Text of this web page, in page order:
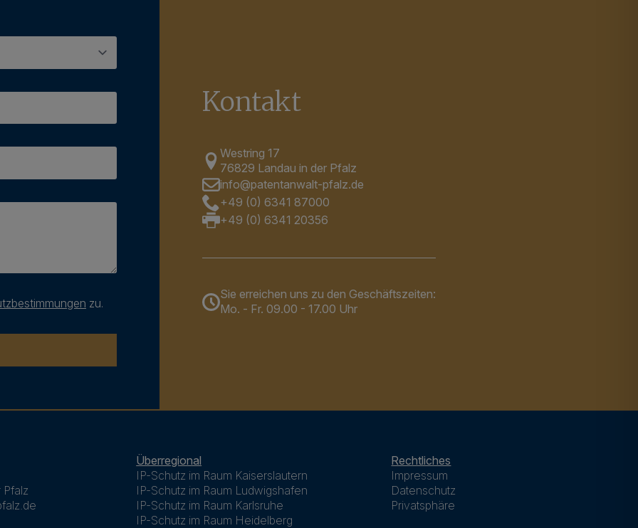
zu.
Kontakt
Westring 17
76829 Landau in der Pfalz
info@patentanwalt-pfalz.de
+49 (0) 6341 87000
+49 (0) 6341 20356
Sie erreichen uns zu den Geschäftszeiten:
Mo. - Fr. 09.00 - 17.00 Uhr
Überregional
IP-Schutz im Raum Kaiserslautern
IP-Schutz im Raum Ludwigshafen
IP-Schutz im Raum Karlsruhe
IP-Schutz im Raum Heidelberg
Rechtliches
Impressum
Datenschutz
Privatsphäre